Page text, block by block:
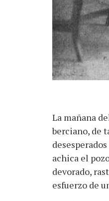
La mañana
berciano, de
achica el
devorado,
esfuerzo de